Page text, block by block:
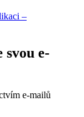
–
e-
e-mailů